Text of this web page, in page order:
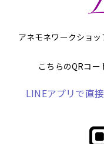
アネモネワークショ
こちらのQRコー
LINEアプリで直